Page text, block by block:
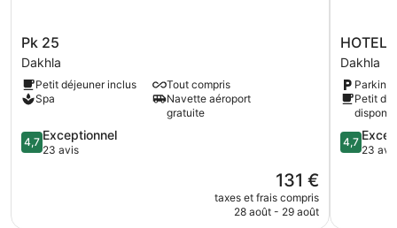
Terrace,
Kitchen
Pk
25
Dakhla
Pk 25
Dakhla
Petit déjeuner inclus
Tout compris
Spa
Navette aéroport
gratuite
4.7
sur
4,7 Exceptionnel
23 avis
Le
nouveau
prix
131 €
taxes et frais compris
28 août - 29 août
HOTEL
PLAYA
DAKHLA
Dakhla
HOTEL
Dakhla
Parking
Petit
4.7
sur
4,7
23 avis